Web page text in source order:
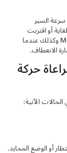
السير
أو اقتربت
عندما
حركة
الآتية:
الوضع المحايد.